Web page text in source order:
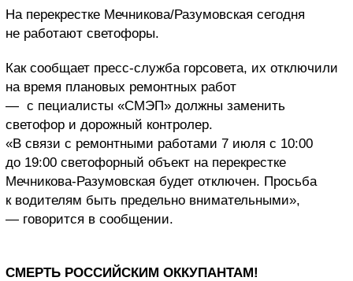
На перекрестке Мечникова/Разумовская сегодня
не работают светофоры.
Как сообщает пресс-служба горсовета, их отключили
на время плановых ремонтных работ
— с пециалисты «СМЭП» должны заменить
светофор и дорожный контролер.
«В связи с ремонтными работами 7 июля с 10:00
до 19:00 светофорный объект на перекрестке
Мечникова-Разумовская будет отключен. Просьба
к водителям быть предельно внимательными»,
— говорится в сообщении.
СМЕРТЬ РОССИЙСКИМ ОККУПАНТАМ!